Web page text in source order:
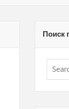
Поиск